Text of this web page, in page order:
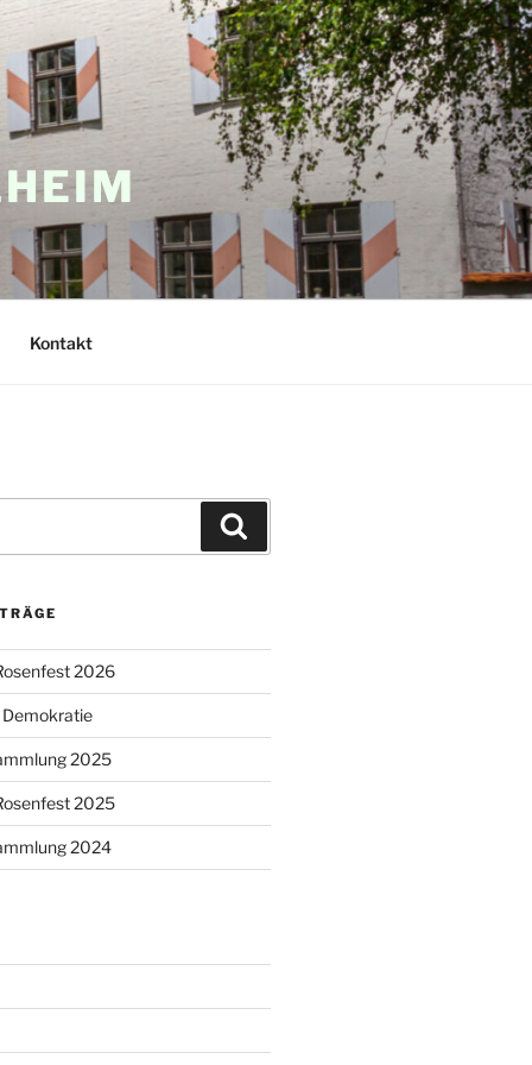
Kontakt
2026
2025
2025
2024